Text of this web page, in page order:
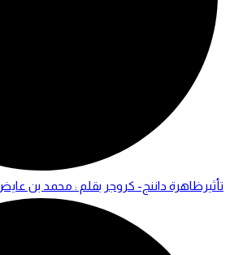
تأثيرظاهرة داننج- كروجر بقلم : محمد بن عايض